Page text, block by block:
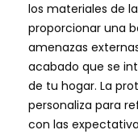
los materiales de
proporcionar una
amenazas
acabado que se
de tu hogar. La
personaliza para
con las